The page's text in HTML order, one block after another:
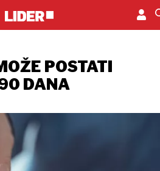
POSTATI
DANA